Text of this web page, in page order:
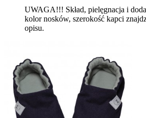
UWAGA!!! Skład, pielęgnacja i
kolor nosków, szerokość kapci
opisu.